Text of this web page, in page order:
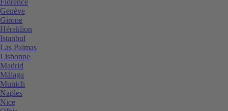
Genève
Girone
Héraklion
Istanbul
Las Palmas
Lisbonne
Madrid
Málaga
Munich
Naples
Nice